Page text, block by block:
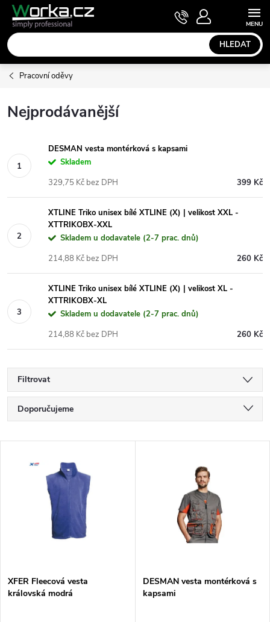
Přejít
obsah
HLEDAT
NÁKUPNÍ
KOŠÍK
Pracovní oděvy
Nejprodávanější
DESMAN vesta montérková s kapsami
Skladem
399 Kč
329,75 Kč bez DPH
XTLINE Triko unisex bílé XTLINE (X) | velikost XXL -
XTTRIKOBX-XXL
Skladem u dodavatele (2-7 prac. dnů)
260 Kč
214,88 Kč bez DPH
XTLINE Triko unisex bílé XTLINE (X) | velikost XL -
XTTRIKOBX-XL
Skladem u dodavatele (2-7 prac. dnů)
260 Kč
214,88 Kč bez DPH
Filtrovat
Ř
a
p
Doporučujeme
Nejprodávanější
Abecedně
s
p
XFER Fleecová vesta
královská modrá
DESMAN vesta montérková s
kapsami